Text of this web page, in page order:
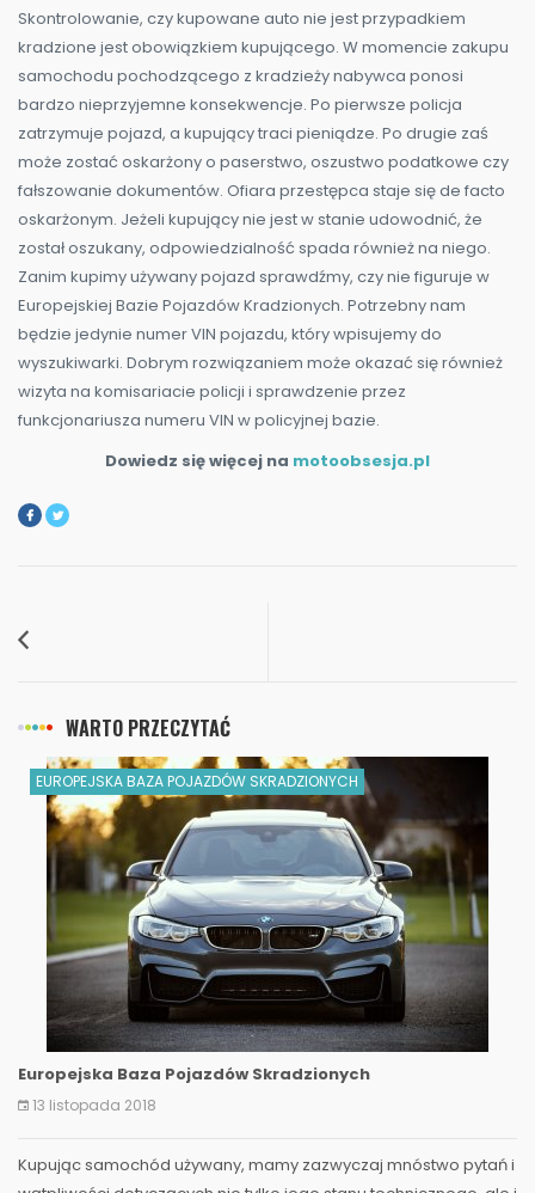
Skontrolowanie, czy kupowane auto nie jest przypadkiem
kradzione jest obowiązkiem kupującego. W momencie zakupu
samochodu pochodzącego z kradzieży nabywca ponosi
bardzo nieprzyjemne konsekwencje. Po pierwsze policja
zatrzymuje pojazd, a kupujący traci pieniądze. Po drugie zaś
może zostać oskarżony o paserstwo, oszustwo podatkowe czy
fałszowanie dokumentów. Ofiara przestępca staje się de facto
oskarżonym. Jeżeli kupujący nie jest w stanie udowodnić, że
został oszukany, odpowiedzialność spada również na niego.
Zanim kupimy używany pojazd sprawdźmy, czy nie figuruje w
Europejskiej Bazie Pojazdów Kradzionych. Potrzebny nam
będzie jedynie numer VIN pojazdu, który wpisujemy do
wyszukiwarki. Dobrym rozwiązaniem może okazać się również
wizyta na komisariacie policji i sprawdzenie przez
funkcjonariusza numeru VIN w policyjnej bazie.
Dowiedz się więcej na motoobsesja.pl
WARTO PRZECZYTAĆ
EUROPEJSKA BAZA POJAZDÓW SKRADZIONYCH
Europejska Baza Pojazdów Skradzionych
13 listopada 2018
Kupując samochód używany, mamy zazwyczaj mnóstwo pytań i